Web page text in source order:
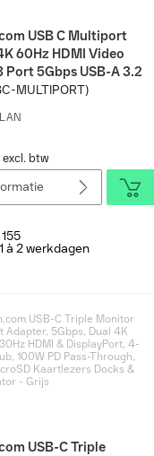
USB C Multiport
60Hz HDMI Video
Port 5Gbps USB-A 3.2
Power Delivery Pass-
Adapter, Travel
Docking Station
replicator - Grijs
MULTIPORT)
excl. btw
155
1 à 2 werkdagen
USB-C Triple